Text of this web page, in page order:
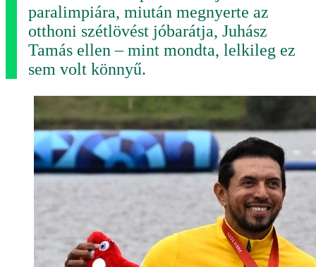
paralimpiára, miután megnyerte az
otthoni szétlövést jóbarátja, Juhász
Tamás ellen – mint mondta, lelkileg ez
sem volt könnyű.